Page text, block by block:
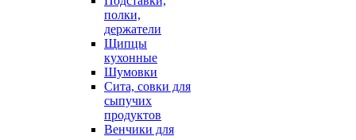
полки,
держатели
Щипцы
кухонные
Шумовки
Сита, совки для
сыпучих
продуктов
Венчики для